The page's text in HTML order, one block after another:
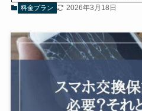
料金プラン 2026年3月18日